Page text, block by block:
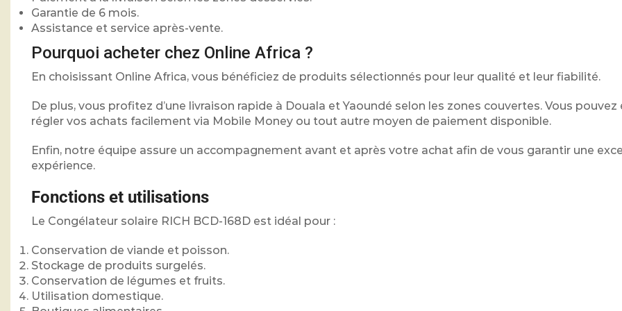
Garantie de 6 mois.
Assistance et service après-vente.
Pourquoi acheter chez Online Africa ?
En choisissant Online Africa, vous bénéficiez de produits sélectionnés pour leur qualité et leur fiabilité.
De plus, vous profitez d’une livraison rapide à Douala et Yaoundé selon les zones couvertes. Vous
régler vos achats facilement via Mobile Money ou tout autre moyen de paiement disponible.
Enfin, notre équipe assure un accompagnement avant et après votre achat afin de vous garantir une
expérience.
Fonctions et utilisations
Le Congélateur solaire RICH BCD-168D est idéal pour :
Conservation de viande et poisson.
Stockage de produits surgelés.
Conservation de légumes et fruits.
Utilisation domestique.